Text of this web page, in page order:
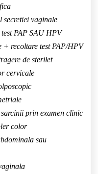
secretiei vaginale
PAP SAU HPV
recoltare test PAP/HPV
de sterilet
cervicale
prin examen clinic
color
sau